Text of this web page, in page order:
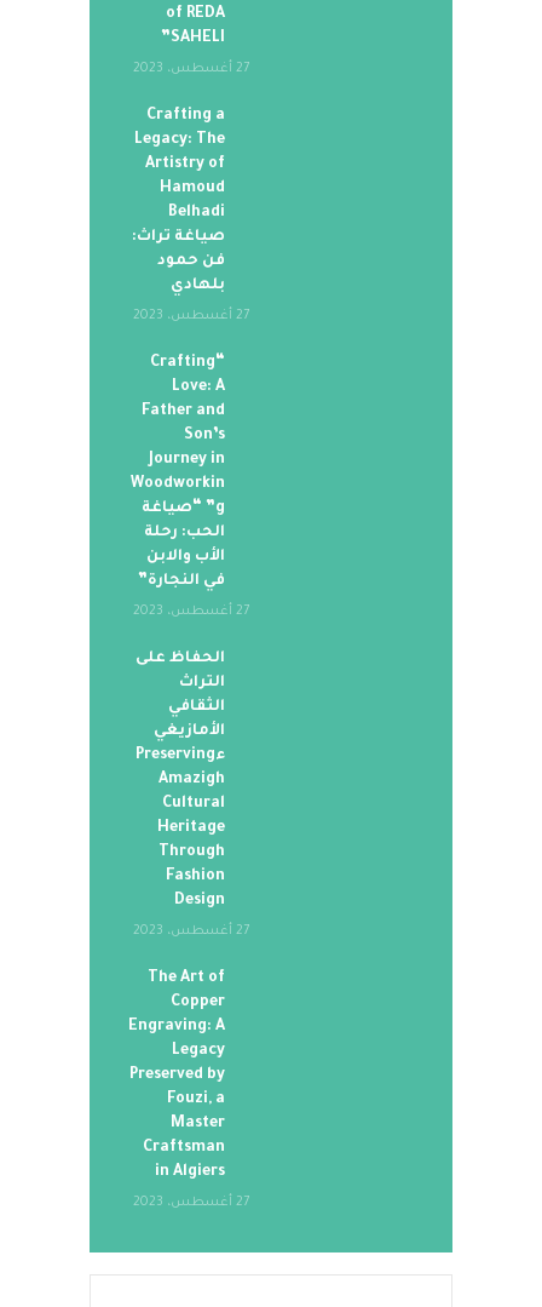
of REDA
SAHELI”
27 أغسطس، 2023
Crafting a
Legacy: The
Artistry of
Hamoud
Belhadi
صياغة تراث:
فن حمود
بلهادي
27 أغسطس، 2023
“Crafting
Love: A
Father and
Son’s
Journey in
Woodworkin
g” “صياغة
الحب: رحلة
الأب والابن
في النجارة”
27 أغسطس، 2023
الحفاظ على
التراث
الثقافي
الأمازيغي
ءPreserving
Amazigh
Cultural
Heritage
Through
Fashion
Design
27 أغسطس، 2023
The Art of
Copper
Engraving: A
Legacy
Preserved by
Fouzi, a
Master
Craftsman
in Algiers
27 أغسطس، 2023